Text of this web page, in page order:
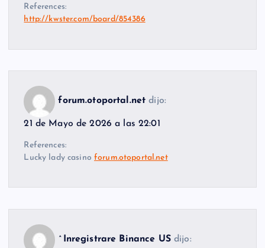
References:
http://kwster.com/board/854386
forum.otoportal.net dijo:
21 de Mayo de 2026 a las 22:01
References:
Lucky lady casinoforum.otoportal.net
^Inregistrare Binance US dijo: